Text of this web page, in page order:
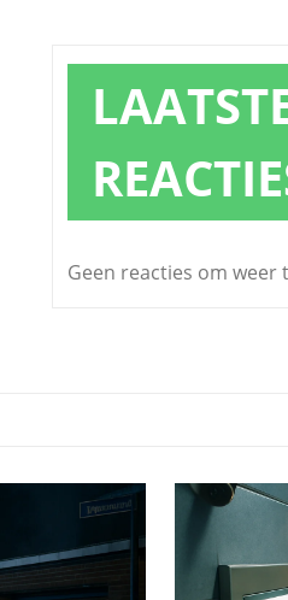
Geen reacties om weer